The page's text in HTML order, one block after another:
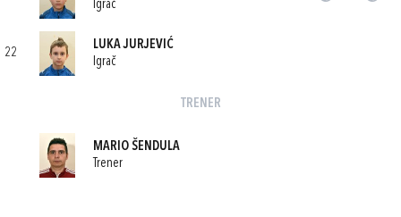
Igrač
22
LUKA JURJEVIĆ
Igrač
TRENER
MARIO ŠENDULA
Trener